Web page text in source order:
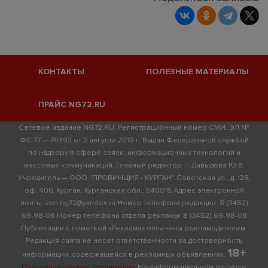
КОНТАКТЫ ПОЛЕЗНЫЕ МАТЕРИАЛЫ
ПРАЙС NG72.RU
Сетевое издание NG72.RU. Регистрационный номер СМИ: ЭЛ №
ФС 77 — 76393 от 2 августа 2019 г. Выдан Федеральной службой
по надзору в сфере связи, информационных технологий и
массовых коммуникаций. Главный редактор — Давыдова Ю.В.
Учредитель — ООО "ПРОВИНЦИЯ - КУРГАН" Советская ул., д. 128,
оф. 406, Курган, Курганская обл., 640018 Адрес электронной
почты: zen.ng72@yandex.ru Номер телефона редакции: 8 (3452)
69-98-08 Номер телефона отдела рекламы: 8 (3452) 69-98-08
Публикации с пометкой «Реклама» оплачены рекламодателем.
Редакция сайта не несет ответственности за достоверность
информации, содержащейся в рекламных объявлениях. 18+